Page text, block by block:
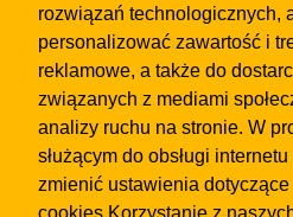
rozwiązań technologicznych,
personalizować zawartość i
reklamowe, a także do
związanych z mediami
analizy ruchu na stronie. W
służącym do obsługi
zmienić ustawienia dotyczące
Gazeta
Olkusz
Kontakt
Strefa dla